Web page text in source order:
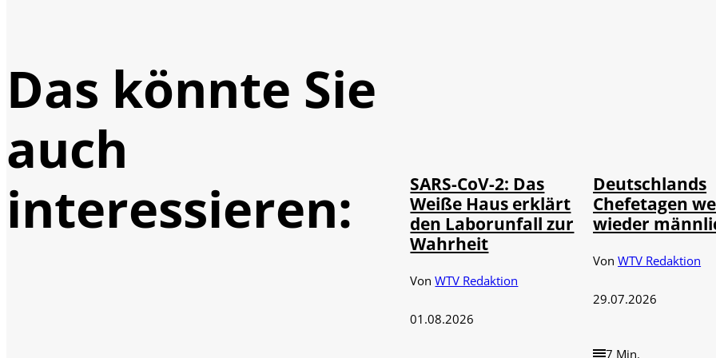
Das könnte Sie
auch
interessieren:
SARS-CoV-2: Das
Weiße Haus erklärt
den Laborunfall zur
Wahrheit
VonWTV Redaktion
01.08.2026
Deutschlands
Chefetagen
wieder
VonWTV Redaktion
29.07.2026
7 Min.